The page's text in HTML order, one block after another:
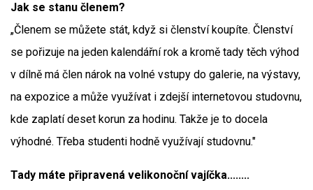
Jak se stanu členem?
„Členem se můžete stát, když si členství koupíte. Členství
se pořizuje na jeden kalendářní rok a kromě tady těch výhod
v dílně má člen nárok na volné vstupy do galerie, na výstavy,
na expozice a může využívat i zdejší internetovou studovnu,
kde zaplatí deset korun za hodinu. Takže je to docela
výhodné. Třeba studenti hodně využívají studovnu."
Tady máte připravená velikonoční vajíčka........